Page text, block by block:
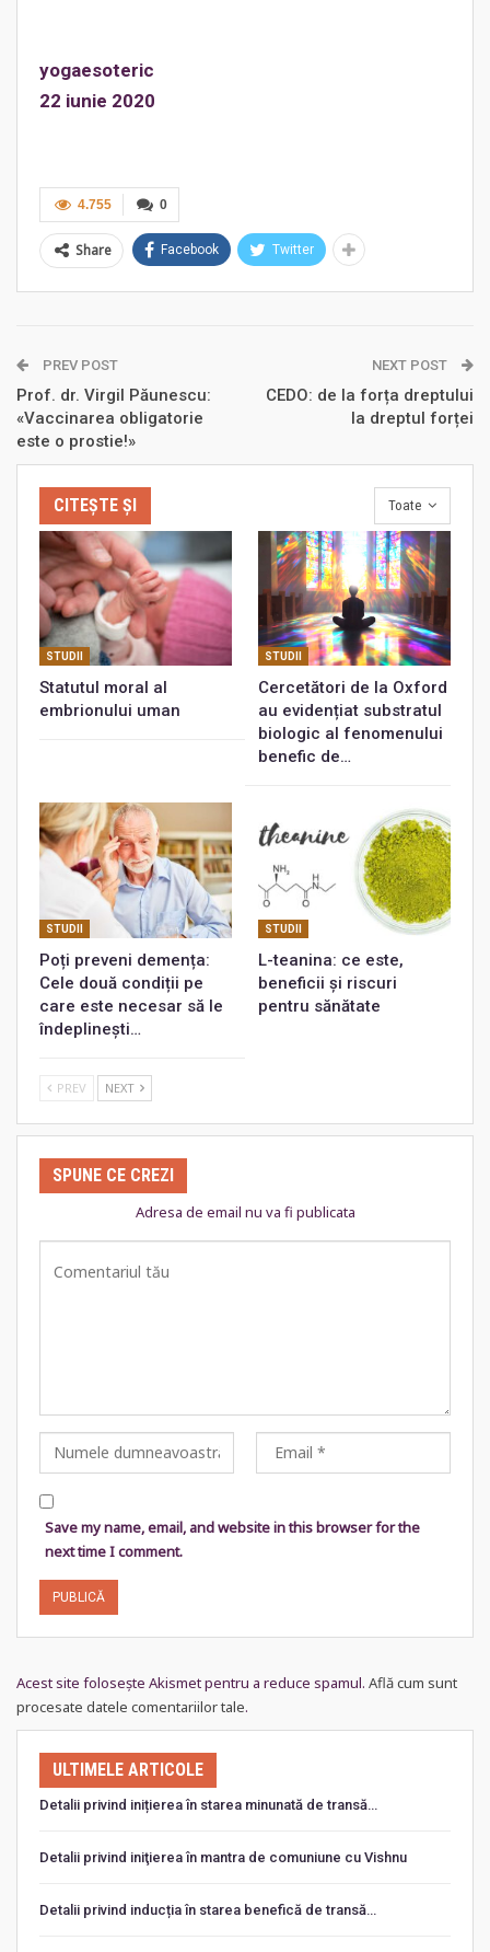
yogaesoteric
22 iunie 2020
0
4.755
Share Facebook Twitter
PREV POST
Prof. dr. Virgil Păunescu:
«Vaccinarea obligatorie
este o prostie!»
NEXT POST
CEDO: de la forța dreptului
la dreptul forței
Toate
CITEȘTE ȘI
STUDII
Statutul moral al
embrionului uman
STUDII
Cercetători de la Oxford
au evidențiat substratul
biologic al fenomenului
benefic de…
STUDII
Poți preveni demența:
Cele două condiții pe
care este necesar să le
îndeplinești…
STUDII
L-teanina: ce este,
beneficii și riscuri
pentru sănătate
PREV NEXT
SPUNE CE CREZI
Adresa de email nu va fi publicata
Save my name, email, and website in this browser for the
next time I comment.
Acest site folosește Akismet pentru a reduce spamul. Află cum sunt
procesate datele comentariilor tale.
ULTIMELE ARTICOLE
Detalii privind inițierea în starea minunată de transă…
Detalii privind iniţierea în mantra de comuniune cu Vishnu
Detalii privind inducția în starea benefică de transă…